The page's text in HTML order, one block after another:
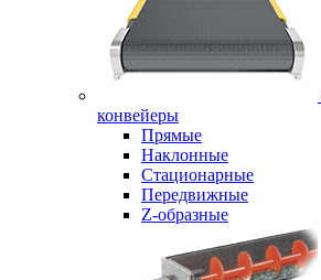
конвейеры
Прямые
Наклонные
Стационарные
Передвижные
Z-образные